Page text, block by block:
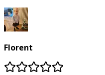
Florent